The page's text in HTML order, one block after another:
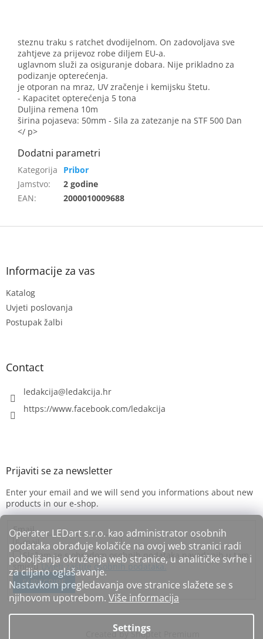
Operater LEDart s.r.o. kao administrator osobnih
podataka obrađuje kolačiće na ovoj web stranici radi
poboljšanja okruženja web stranice, u analitičke svrhe i
za ciljano oglašavanje.
Nastavkom pregledavanja ove stranice slažete se s
njihovom upotrebom. Više informacija
Settings
steznu traku s ratchet dvodijelnom. On zadovoljava sve
zahtjeve za prijevoz robe diljem EU-a.
uglavnom služi za osiguranje dobara. Nije prikladno za
podizanje opterećenja.
je otporan na mraz, UV zračenje i kemijsku štetu.
- Kapacitet opterećenja 5 tona
Duljina remena 10m
širina pojaseva: 50mm - Sila za zatezanje na STF 500 Dan
</ p>
Pribor
Jamstvo:
2 godine
EAN: 2000010009688
F
Informacije za vas
Katalog
Uvjeti poslovanja
Postupak žalbi
Contact
ledakcija@ledakcija.hr
https://www.facebook.com/ledakcija
Enter your email and we will send you informations about new
products in our e-shop.
Email
Slažem se s obradom osobnih podataka navedenih u tom
smisluUvjeti zaštite osobnih podataka.
SUBSCRIBE
Created by Shoptet Premium